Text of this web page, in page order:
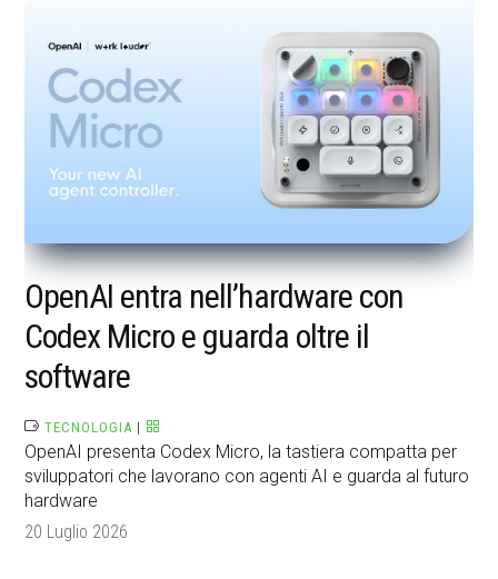
OpenAI entra nell’hardware con
Codex Micro e guarda oltre il
software
TECNOLOGIA |
OpenAI presenta Codex Micro, la tastiera compatta per
sviluppatori che lavorano con agenti AI e guarda al futuro
hardware
20 Luglio 2026